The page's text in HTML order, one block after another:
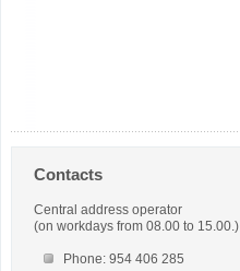
Contacts
Central address operator
(on workdays from 08.00 to 15.00.)
Phone: 954 406 285